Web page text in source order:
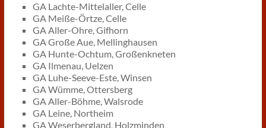
GA Lachte-Mittelaller, Celle
GA Meiße-Örtze, Celle
GA Aller-Ohre, Gifhorn
GA Große Aue, Mellinghausen
GA Hunte-Ochtum, Großenkneten
GA Ilmenau, Uelzen
GA Luhe-Seeve-Este, Winsen
GA Wümme, Ottersberg
GA Aller-Böhme, Walsrode
GA Leine, Northeim
GA Weserbergland, Holzminden